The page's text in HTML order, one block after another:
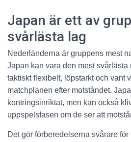
Japan är ett av
svårlästa lag
Nederländerna är gruppens mest
Japan kan vara den mest svårlästa
taktiskt flexibelt, löpstarkt och vant
matchplanen efter motståndet.
kontringsinriktat, men kan också
uppspelsfasen om de ser att
Det gör förberedelserna svårare för